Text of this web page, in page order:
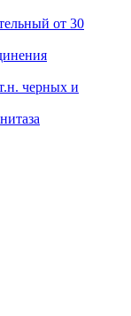
от 30
черных и